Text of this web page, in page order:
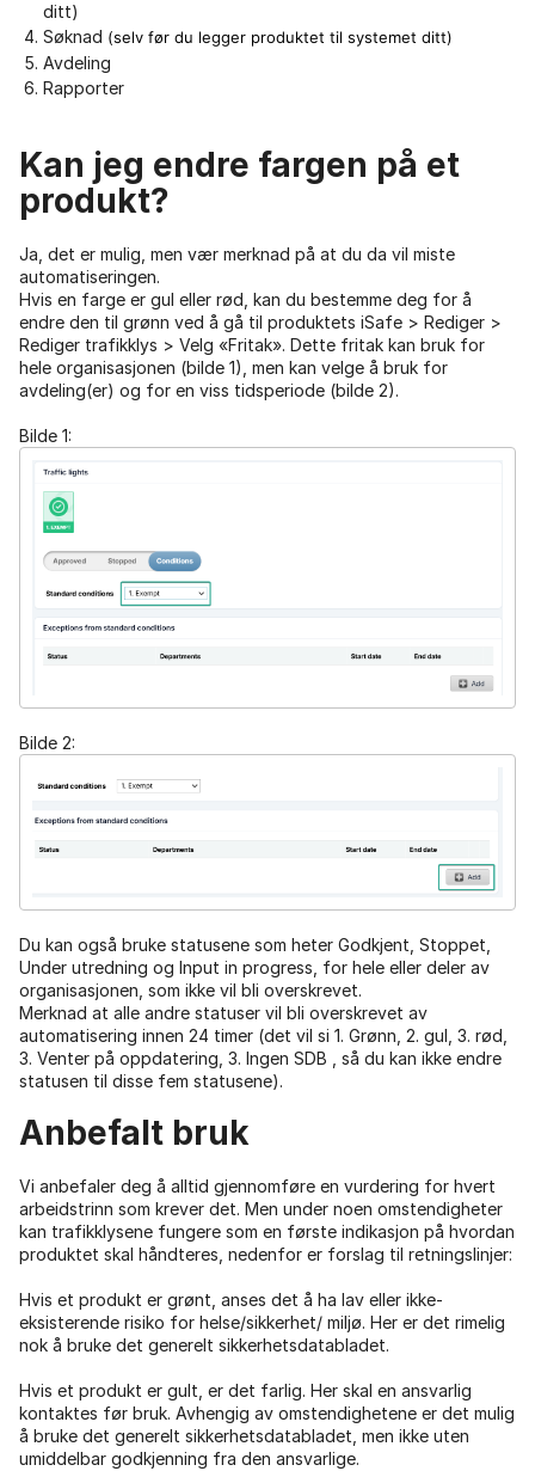
ditt)
Søknad (selv før du legger produktet til systemet ditt)
Avdeling
Rapporter
Kan jeg endre fargen på et
produkt?
Ja, det er mulig, men vær merknad på at du da vil miste
automatiseringen.
Hvis en farge er gul eller rød, kan du bestemme deg for å
endre den til grønn ved å gå til produktets iSafe > Rediger >
Rediger trafikklys > Velg «Fritak». Dette fritak kan bruk for
hele organisasjonen (bilde 1), men kan velge å bruk for
avdeling(er) og for en viss tidsperiode (bilde 2).
Bilde 1:
Bilde 2:
Du kan også bruke statusene som heter Godkjent, Stoppet,
Under utredning og Input in progress, for hele eller deler av
organisasjonen, som ikke vil bli overskrevet.
Merknad at alle andre statuser vil bli overskrevet av
automatisering innen 24 timer (det vil si 1. Grønn, 2. gul, 3. rød,
3. Venter på oppdatering, 3. Ingen SDB , så du kan ikke endre
statusen til disse fem statusene).
Anbefalt bruk
Vi anbefaler deg å alltid gjennomføre en vurdering for hvert
arbeidstrinn som krever det. Men under noen omstendigheter
kan trafikklysene fungere som en første indikasjon på hvordan
produktet skal håndteres, nedenfor er forslag til retningslinjer:
Hvis et produkt er grønt, anses det å ha lav eller ikke-
eksisterende risiko for helse/sikkerhet/ miljø. Her er det rimelig
nok å bruke det generelt sikkerhetsdatabladet.
Hvis et produkt er gult, er det farlig. Her skal en ansvarlig
kontaktes før bruk. Avhengig av omstendighetene er det mulig
å bruke det generelt sikkerhetsdatabladet, men ikke uten
umiddelbar godkjenning fra den ansvarlige.